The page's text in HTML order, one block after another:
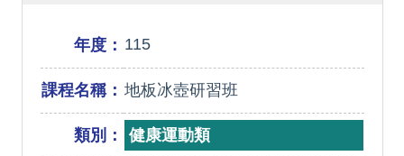
年度： 115
課程名稱： 地板冰壺研習班
類別： 健康運動類